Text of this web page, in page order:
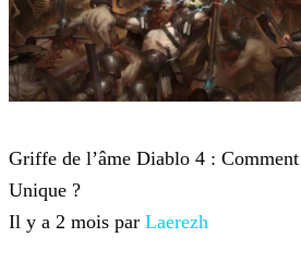
Griffe de l’âme Diablo 4 :
Unique ?
Il y a 2 mois par Laerezh